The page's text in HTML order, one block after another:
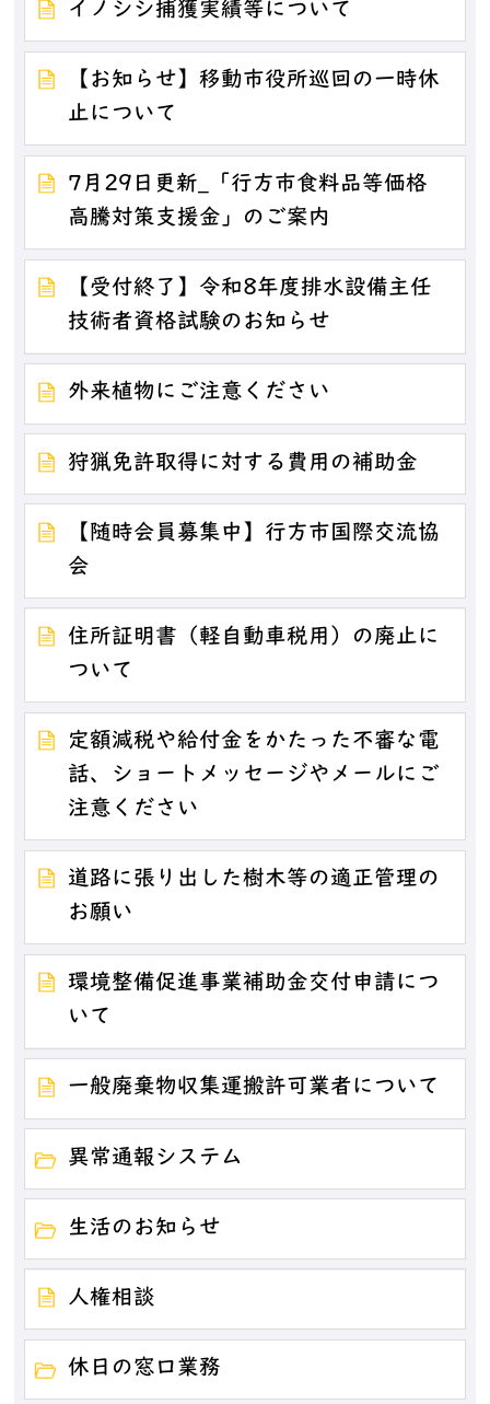
イノシシ捕獲実績等について
【お知らせ】移動市役所巡回の一時休
止について
7月29日更新_「行方市食料品等価格
高騰対策支援金」のご案内
【受付終了】令和8年度排水設備主任
技術者資格試験のお知らせ
外来植物にご注意ください
狩猟免許取得に対する費用の補助金
【随時会員募集中】行方市国際交流協
会
住所証明書（軽自動車税用）の廃止に
ついて
定額減税や給付金をかたった不審な電
話、ショートメッセージやメールにご
注意ください
道路に張り出した樹木等の適正管理の
お願い
環境整備促進事業補助金交付申請につ
いて
一般廃棄物収集運搬許可業者について
異常通報システム
生活のお知らせ
人権相談
休日の窓口業務